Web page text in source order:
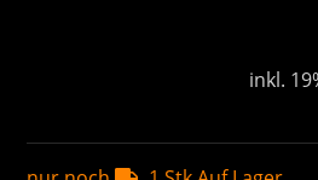
inkl.